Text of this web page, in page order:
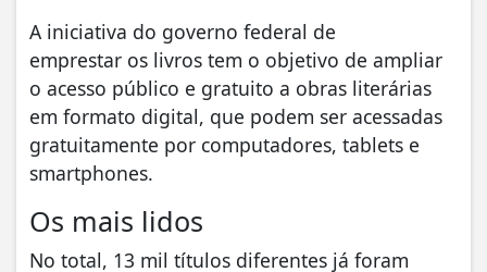
A iniciativa do governo federal de
emprestar os livros tem o objetivo de ampliar
o acesso público e gratuito a obras literárias
em formato digital, que podem ser acessadas
gratuitamente por computadores, tablets e
smartphones.
Os mais lidos
No total, 13 mil títulos diferentes já foram